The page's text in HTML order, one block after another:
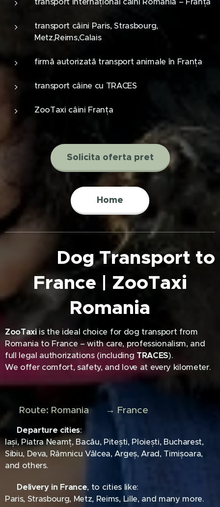
transport câini Paris, Strasbourg,
Metz,Reims,Calais
firmă autorizată transport animale în Franța
transport câine cu TRACES
ZooTaxi câini Franța
Solicita oferta pret
Home
🐶✈️ Dog Transport to
France | ZooTaxi
Romania
ZooTaxiis the ideal choice for dog transport from
Romania to France – with care, professionalism, and
full legal authorizations (including TRACES). 🛡️
We offer comfort, safety, and love at every kilometer.
🗺️ Route: Romania 🇷🇴 → France 🇫🇷
Departure cities:
Iași, Piatra Neamț, Bacău, Pitești, Ploiești, Bucharest,
Sibiu, Deva, Râmnicu Vâlcea, Argeș, Arad, Timișoara,
and others.
Delivery in France, to cities like:
Paris, Strasbourg, Metz, Reims, Lille, and many more.